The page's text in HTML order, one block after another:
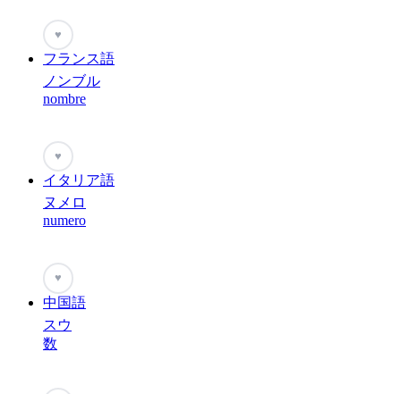
♥
フランス語
ノンブル
nombre
♥
イタリア語
ヌメロ
numero
♥
中国語
スウ
数